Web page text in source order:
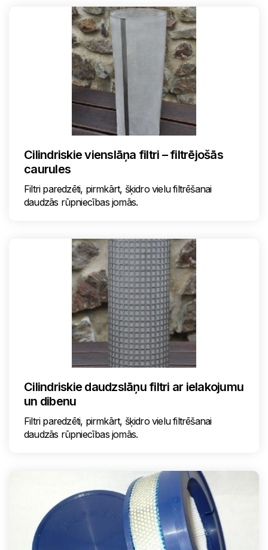
Cilindriskie vienslāņa filtri – filtrējošās
caurules
Filtri paredzēti, pirmkārt, šķidro vielu filtrēšanai
daudzās rūpniecības jomās.
Cilindriskie daudzslāņu filtri ar ielakojumu
un dibenu
Filtri paredzēti, pirmkārt, šķidro vielu filtrēšanai
daudzās rūpniecības jomās.